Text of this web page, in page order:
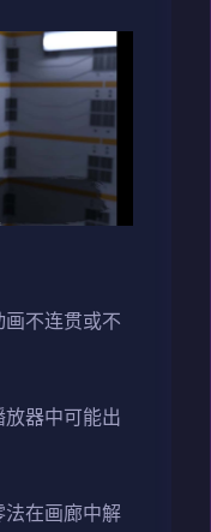
不连贯或不
器中可能出
法在画廊中解